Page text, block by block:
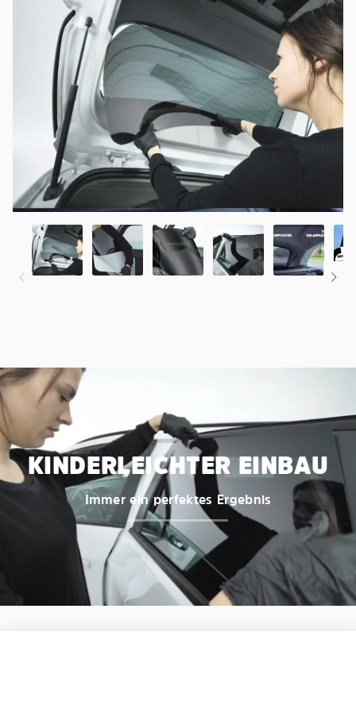
KINDERLEICHTER EINBAU
Immer ein perfektes Ergebnis